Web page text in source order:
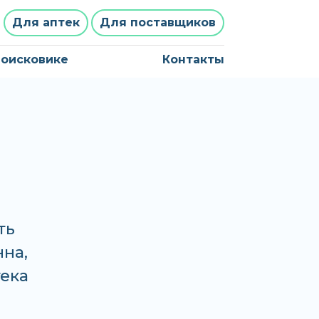
Для аптек Для поставщиков
Контакты